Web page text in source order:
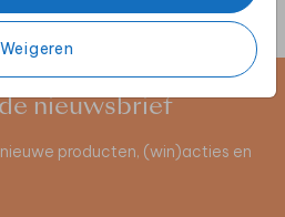
Weigeren
nieuwsbrief
producten, (win)acties en